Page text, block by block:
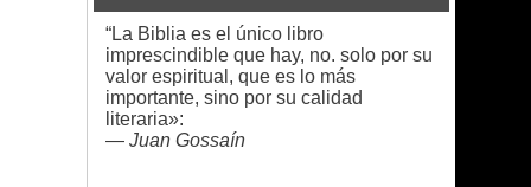
“La Biblia es el único libro
imprescindible que hay, no. solo por su
valor espiritual, que es lo más
importante, sino por su calidad
literaria»:
— Juan Gossaín